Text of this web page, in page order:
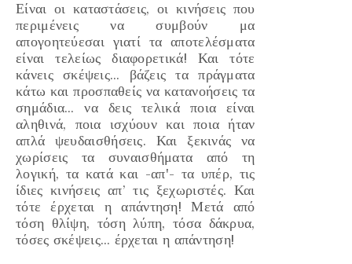
Είναι οι καταστάσεις, οι κινήσεις που
περιμένεις να συμβούν μα
απογοητεύεσαι γιατί τα αποτελέσματα
είναι τελείως διαφορετικά! Και τότε
κάνεις σκέψεις… βάζεις τα πράγματα
κάτω και προσπαθείς να κατανοήσεις τα
σημάδια… να δεις τελικά ποια είναι
αληθινά, ποια ισχύουν και ποια ήταν
απλά ψευδαισθήσεις. Και ξεκινάς να
χωρίσεις τα συναισθήματα από τη
λογική, τα κατά και -απ'- τα υπέρ, τις
ίδιες κινήσεις απ’ τις ξεχωριστές. Και
τότε έρχεται η απάντηση! Μετά από
τόση θλίψη, τόση λύπη, τόσα δάκρυα,
τόσες σκέψεις… έρχεται η απάντηση!